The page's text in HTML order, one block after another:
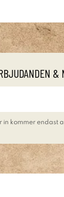
&
in kommer endast